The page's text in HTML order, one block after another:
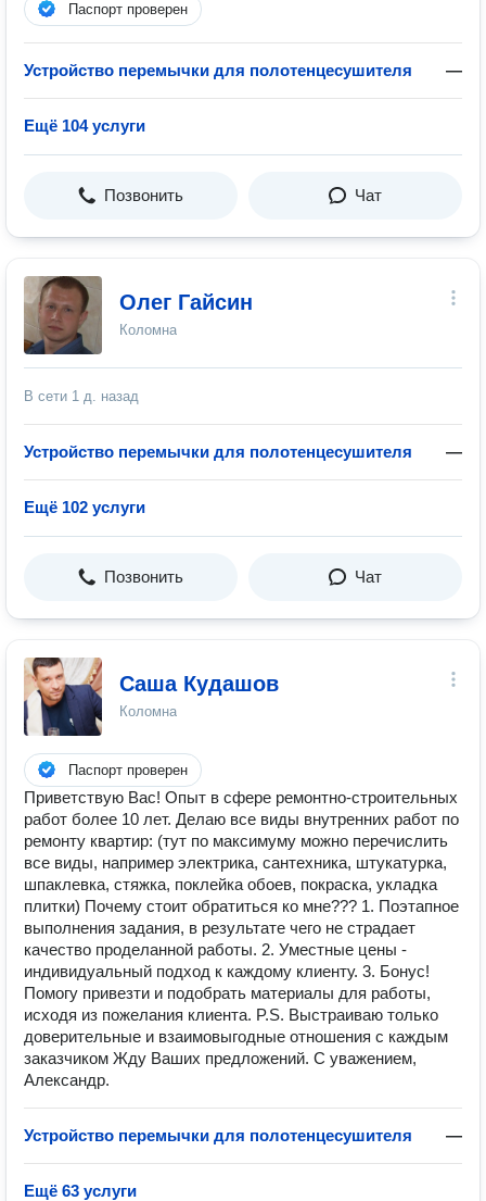
Паспорт проверен
Устройство перемычки для полотенцесушителя —
Ещё 104 услуги
Позвонить Чат
Олег Гайсин
Коломна
В сети 1 д. назад
Устройство перемычки для полотенцесушителя —
Ещё 102 услуги
Позвонить Чат
Саша Кудашов
Коломна
Паспорт проверен
Приветствую Вас! Опыт в сфере ремонтно-строительных
работ более 10 лет. Делаю все виды внутренних работ по
ремонту квартир: (тут по максимуму можно перечислить
все виды, например электрика, сантехника, штукатурка,
шпаклевка, стяжка, поклейка обоев, покраска, укладка
плитки) Почему стоит обратиться ко мне??? 1. Поэтапное
выполнения задания, в результате чего не страдает
качество проделанной работы. 2. Уместные цены -
индивидуальный подход к каждому клиенту. 3. Бонус!
Помогу привезти и подобрать материалы для работы,
исходя из пожелания клиента. P.S. Выстраиваю только
доверительные и взаимовыгодные отношения с каждым
заказчиком Жду Ваших предложений. С уважением,
Александр.
Устройство перемычки для полотенцесушителя —
Ещё 63 услуги